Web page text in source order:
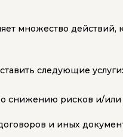
множество
следующие услуги:
снижению рисков и/или
и иных